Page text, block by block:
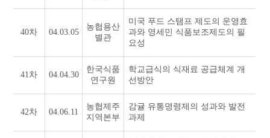
40차 04.03.05
농협용산
별관
미국 푸드 스탬프 제도의 운영효
과와 영세민 식품보조제도의 필
요성
41차 04.04.30
한국식품
연구원
학교급식의 식재료 공급체계 개
선방안
42차 04.06.11
농협제주
지역본부
감귤 유통명령제의 성과와 발전
과제